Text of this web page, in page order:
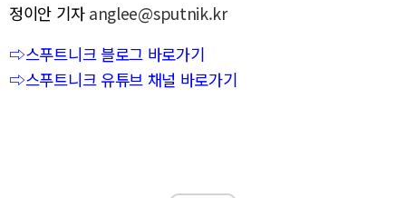
정이안 기자 anglee@sputnik.kr
⇨스푸트니크 블로그 바로가기
⇨스푸트니크 유튜브 채널 바로가기